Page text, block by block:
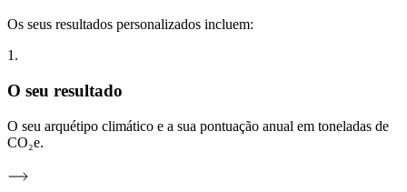
Os seus resultados personalizados incluem:
1.
O seu resultado
O seu arquétipo climático e a sua pontuação anual em toneladas de
CO₂e.